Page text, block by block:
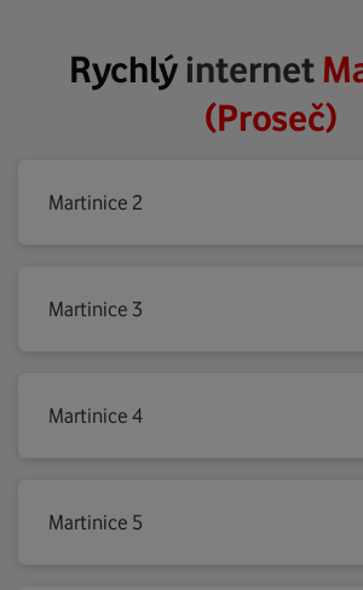
Rychlýinternet
(Proseč)
Martinice 2
Martinice 3
Martinice 4
Martinice 5